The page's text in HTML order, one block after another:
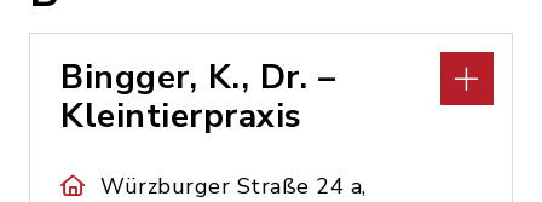
Bingger, K., Dr. –
Kleintierpraxis
Würzburger Straße 24 a,